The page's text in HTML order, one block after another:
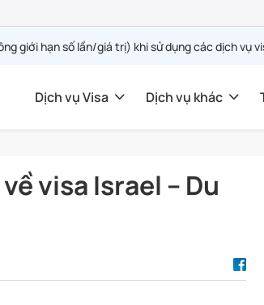
giới hạn số lần/giá trị) khi sử dụng các dịch vụ
Dịch vụ Visa Dịch vụ khác
visa Israel – Du